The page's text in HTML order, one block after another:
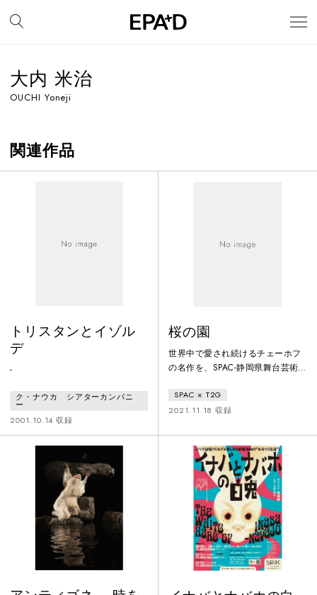
大内 米治
OUCHI Yoneji
関連作品
トリスタンとイゾル
デ
-
ク・ナウカ シアターカンパニ
ー
2001.10.14 収録
桜の園
世界中で愛され続けるチェーホフ
の名作を、SPAC-静岡県舞台芸術
ター・ジュヌヴィリエ劇場のコラ
ボレーションとして、フランス人
厳選した日仏俳優による⽇本語と
フランス語が⾶び交うまったく新
しいチェーホフの劇世界に仕立て
た本作。ジャンヌトーは、新型コ
ロナウイルスや地球規模の災害な
どによって、⼤きな変化の時期を
迎えている現在を重ね、⽬の前に
横たわ
SPAC × T2G
2021.11.18 収録